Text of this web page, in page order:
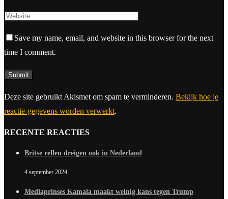
Save my name, email, and website in this browser for the next
time I comment.
Deze site gebruikt Akismet om spam te verminderen. Bekijk hoe je
reactie-gegevens worden verwerkt.
RECENTE REACTIES
Britse rellen dreigen ook in Nederland
4 september 2024
Mediaprinses Kamala maakt weinig kans tegen Trump